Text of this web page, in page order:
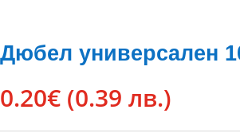
Дюбел универсален
0.20€ (0.39 лв.)